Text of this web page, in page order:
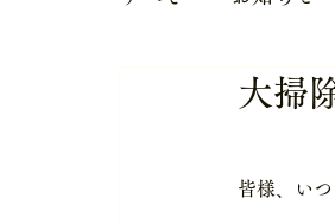
大掃
皆様、い